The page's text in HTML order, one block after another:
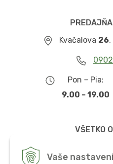
Vaše
Kvačalova 26
Pon – Pia:
9.00 – 19.00
VŠETKO